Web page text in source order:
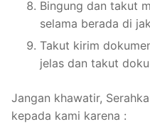
Bingung dan takut
selama berada di
Takut kirim
jelas dan takut
Jangan khawatir,
kepada kami karena :